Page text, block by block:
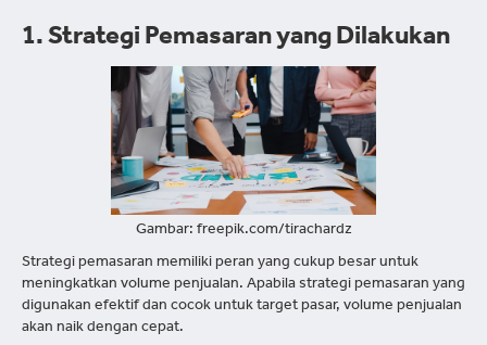
1. Strategi Pemasaran yang Dilakukan
Gambar: freepik.com/tirachardz
Strategi pemasaran memiliki peran yang cukup besar untuk
meningkatkan volume penjualan. Apabila strategi pemasaran yang
digunakan efektif dan cocok untuk target pasar, volume penjualan
akan naik dengan cepat.